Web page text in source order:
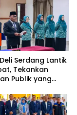
Serdang Lantik
Tekankan
Publik yang